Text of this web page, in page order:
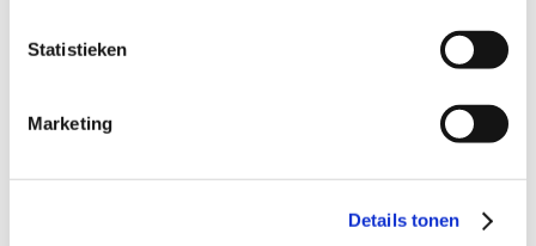
Statistieken
Marketing
Details tonen

advocatennetwerk zijn gespecialiseerd in het